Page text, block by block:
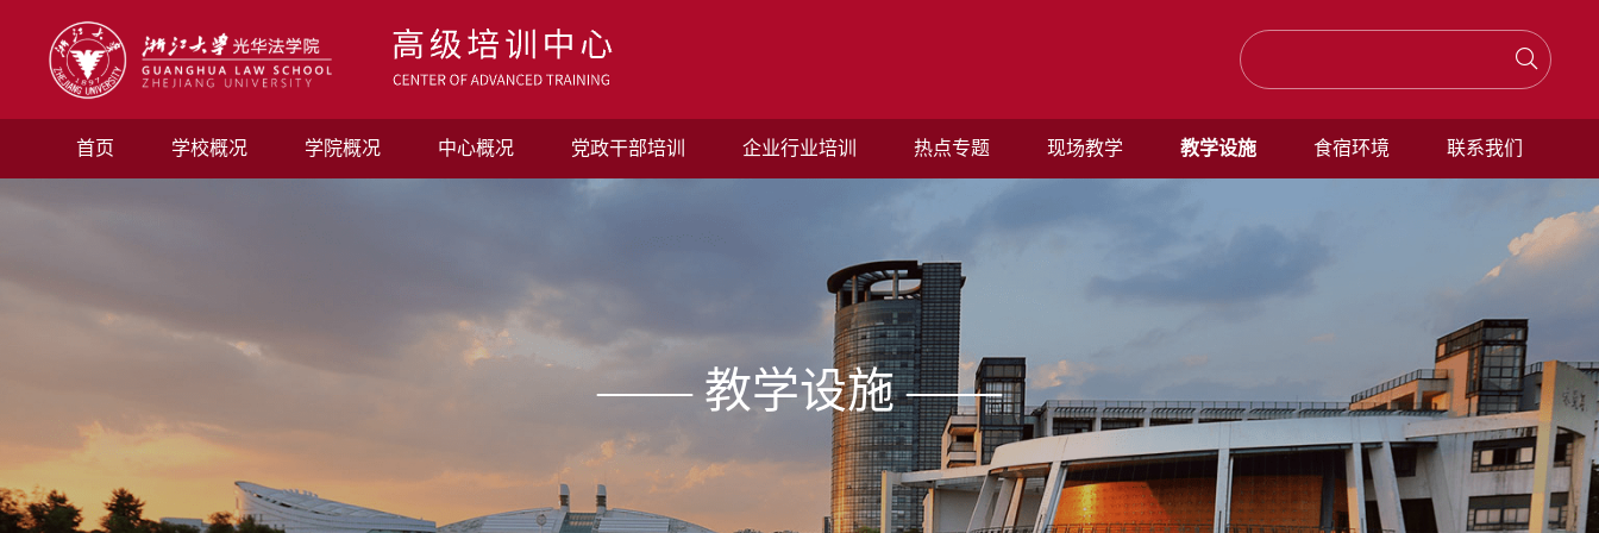
首页 学校概况 学院概况 中心概况 党政干部培训 企业行业培训 热点专题 现场教学 教学设施 食宿环境 联系我们
—— 教学设施 ——